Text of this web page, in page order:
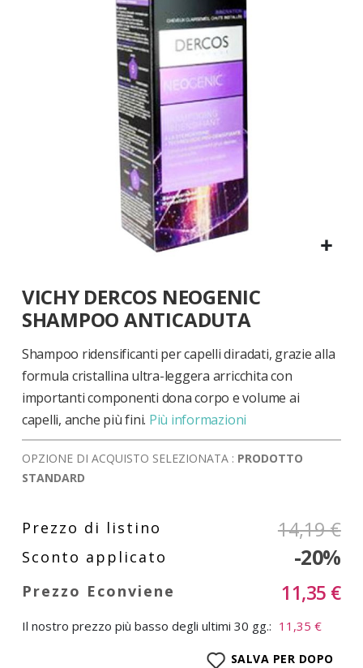
all'inizio
della
galleria
di
immagini
VICHY DERCOS NEOGENIC
SHAMPOO ANTICADUTA
Shampoo ridensificanti per capelli diradati, grazie alla
formula cristallina ultra-leggera arricchita con
importanti componenti dona corpo e volume ai
capelli, anche più fini. Più informazioni
OPZIONE DI ACQUISTO SELEZIONATA : PRODOTTO
STANDARD
14,19 €
-20%
11,35 €
Il nostro prezzo più basso degli ultimi 30 gg.: 11,35 €
SALVA PER DOPO